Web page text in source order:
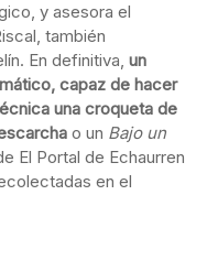
y asesora el
también
En definitiva, un
capaz de hacer
una croqueta de
o un Bajo un
El Portal de Echaurren
en el